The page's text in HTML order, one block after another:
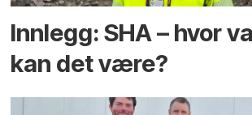
Innlegg: SHA – hvor
kan det være?